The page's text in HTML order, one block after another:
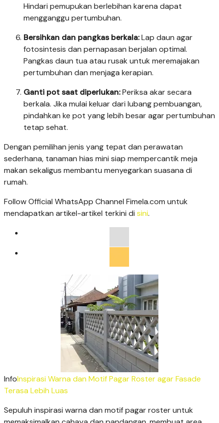
Hindari pemupukan berlebihan karena dapat
mengganggu pertumbuhan.
Bersihkan dan pangkas berkala:Lap daun agar
fotosintesis dan pernapasan berjalan optimal.
Pangkas daun tua atau rusak untuk meremajakan
pertumbuhan dan menjaga kerapian.
Ganti pot saat diperlukan:Periksa akar secara
berkala. Jika mulai keluar dari lubang pembuangan,
pindahkan ke pot yang lebih besar agar pertumbuhan
tetap sehat.
Dengan pemilihan jenis yang tepat dan perawatan
sederhana, tanaman hias mini siap mempercantik meja
makan sekaligus membantu menyegarkan suasana di
rumah.
Follow Official WhatsApp Channel Fimela.com untuk
mendapatkan artikel-artikel terkini di sini.
InfoInspirasi Warna dan Motif Pagar Roster agar Fasade
Terasa Lebih Luas
Sepuluh inspirasi warna dan motif pagar roster untuk